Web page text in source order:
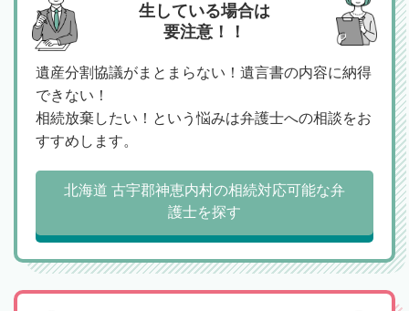
生している場合は
要注意！！
遺産分割協議がまとまらない！遺言書の内容に納得
できない！
相続放棄したい！という悩みは弁護士への相談をお
すすめします。
北海道 古宇郡神恵内村の相続対応可能な弁
護士を探す